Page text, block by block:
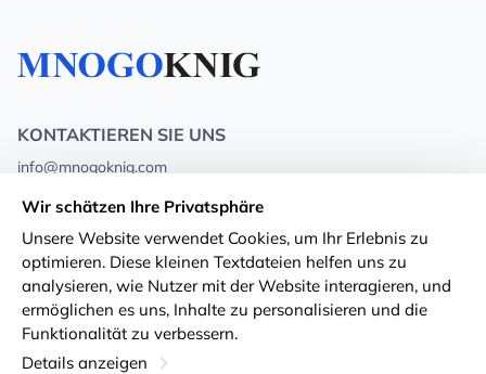
KONTAKTIEREN SIE UNS
info@mnogoknig.com
Rīga, Augusta Deglava 69d, LV-1082
Über uns
Geschäfte
Lieferung und Zahlung
Privacy Policy
Geschäftsbedingungen
Wir schätzen Ihre Privatsphäre
Unsere Website verwendet Cookies, um Ihr Erlebnis zu
optimieren. Diese kleinen Textdateien helfen uns zu
analysieren, wie Nutzer mit der Website interagieren, und
ermöglichen es uns, Inhalte zu personalisieren und die
Funktionalität zu verbessern.
Details anzeigen